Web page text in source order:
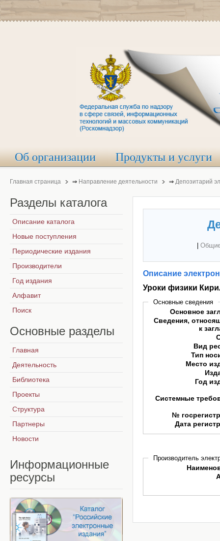
Об организации Продукты и услуги
Главная страница ⇒ Направление деятельности ⇒ Депозитарий
Описание
Уроки физики
Основные сведения
Основное
Сведения,
к
Вид
Тип
Место
Год
Системные
№
Дата
Производитель
Разделы каталога
Описание каталога
Новые поступления
Периодические издания
Производители
Год издания
Алфавит
Поиск
Основные разделы
Главная
Деятельность
Библиотека
Проекты
Структура
Партнеры
Новости
Информационные
ресурсы